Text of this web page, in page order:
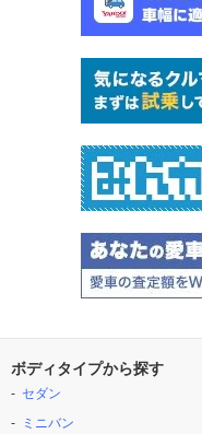
ボディタイプから探す
セダン
ミニバン